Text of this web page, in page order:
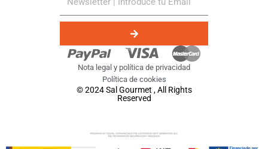
Nota legal y política de privacidad
Política de cookies
© 2024 Sal Gourmet , All Rights
Reserved